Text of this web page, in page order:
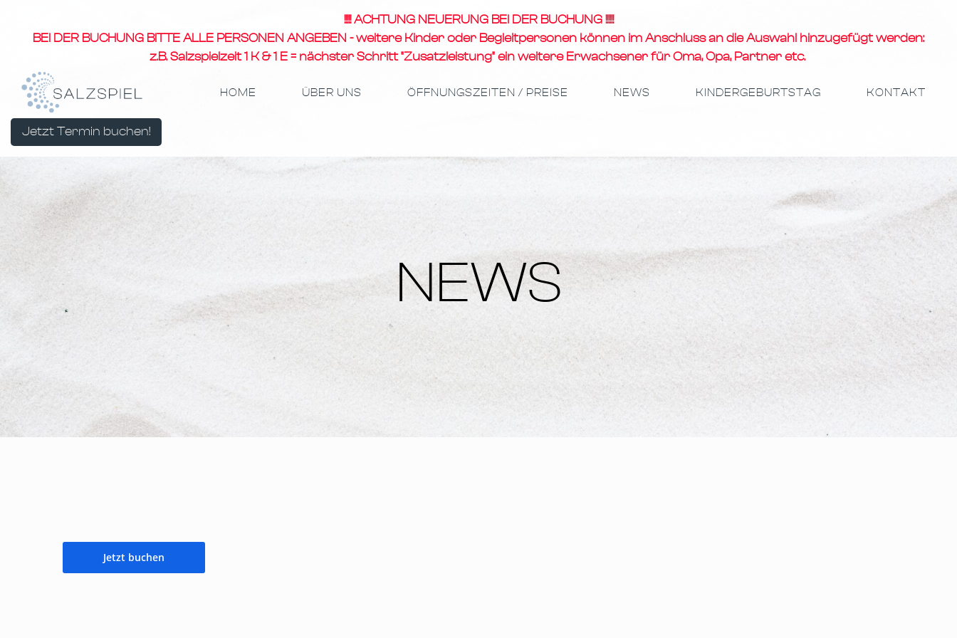
!!!!! ACHTUNG NEUERUNG BEI DER BUCHUNG !!!!!!
BEI DER BUCHUNG BITTE ALLE PERSONEN ANGEBEN - weitere Kinder oder Begleitpersonen können im Anschluss an die Auswahl hinzugefügt werden:
z.B. Salzspielzeit 1 K & 1 E = nächster Schritt "Zusatzleistung" ein weitere Erwachsener für Oma, Opa, Partner etc.
HOME ÜBER UNS ÖFFNUNGSZEITEN / PREISE NEWS KINDERGEBURTSTAG KONTAKT
Jetzt Termin buchen!
NEWS
Jetzt buchen